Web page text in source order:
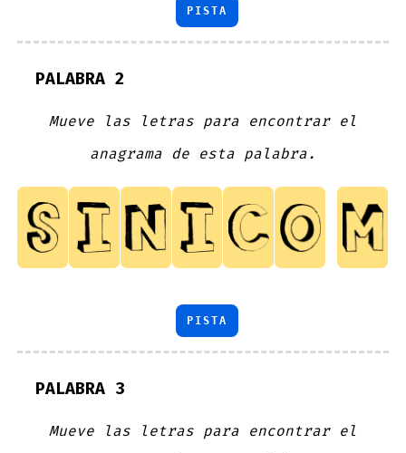
PISTA
PALABRA 2
Mueve las letras para encontrar el
anagrama de esta palabra.
PISTA
PALABRA 3
Mueve las letras para encontrar el